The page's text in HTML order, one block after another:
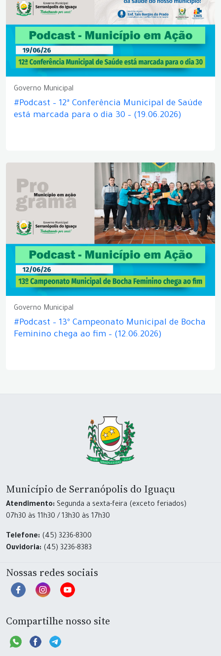
Governo Municipal
#Podcast – 12ª Conferência Municipal de Saúde
está marcada para o dia 30 – (19.06.2026)
Governo Municipal
#Podcast – 13º Campeonato Municipal de Bocha
Feminino chega ao fim – (12.06.2026)
Município de Serranópolis do Iguaçu
Atendimento: Segunda a sexta-feira (exceto feriados)
07h30 às 11h30 / 13h30 às 17h30
Telefone: (45) 3236-8300
Ouvidoria: (45) 3236-8383
Nossas redes sociais
Compartilhe nosso site